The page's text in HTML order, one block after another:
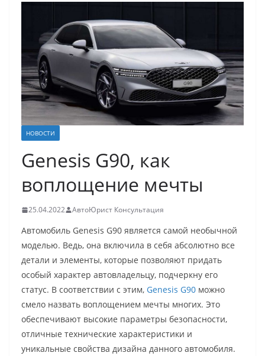
НОВОСТИ
Genesis G90, как
воплощение мечты
25.04.2022 АвтоЮрист Консультация
Автомобиль Genesis G90 является самой необычной
моделью. Ведь, она включила в себя абсолютно все
детали и элементы, которые позволяют придать
особый характер автовладельцу, подчеркну его
статус. В соответствии с этим, Genesis G90 можно
смело назвать воплощением мечты многих. Это
обеспечивают высокие параметры безопасности,
отличные технические характеристики и
уникальные свойства дизайна данного автомобиля.